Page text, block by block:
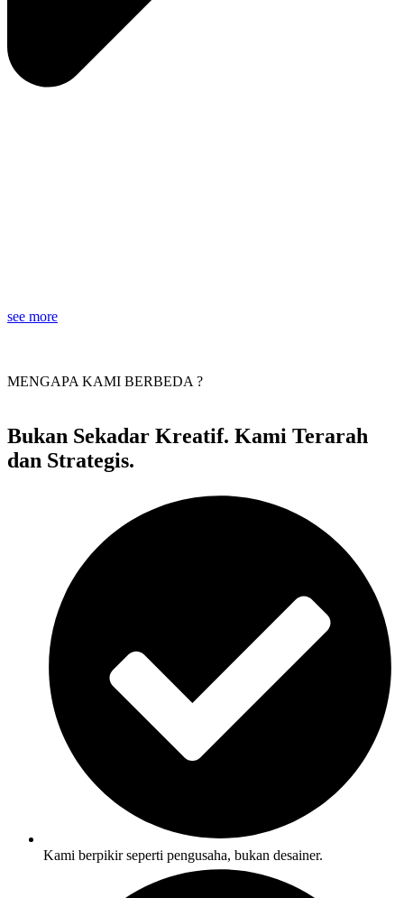
see more
MENGAPA KAMI BERBEDA ?
Bukan Sekadar Kreatif. Kami Terarah
dan Strategis.
Kami berpikir seperti pengusaha, bukan desainer.